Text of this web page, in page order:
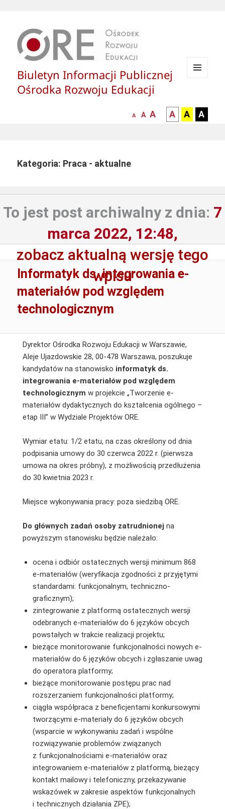
Biuletyn Informacji Publicznej
Ośrodka Rozwoju Edukacji
mniejsza
A
normalna
A
większa-
czcionka
A
kontrast
czarny
A
kontrast
czarny
A
żółty
A
Kategoria: Praca - aktualne
To jest post archiwalny z dnia: 7
marca 2022, 12:48,
zobacz aktualną wersję tego
wpisu
Informatyk ds. integrowania e-
materiałów pod względem
technologicznym
Dyrektor Ośrodka Rozwoju Edukacji w Warszawie,
Aleje Ujazdowskie 28, 00-478 Warszawa, poszukuje
kandydatów na stanowisko informatyk ds.
integrowania e-materiałów pod względem
technologicznym w projekcie „Tworzenie e-
materiałów dydaktycznych do kształcenia ogólnego –
etap III” w Wydziale Projektów ORE.
Wymiar etatu: 1/2 etatu, na czas określony od dnia
podpisania umowy do 30 czerwca 2022 r. (pierwsza
umowa na okres próbny), z możliwością przedłużenia
do 30 kwietnia 2023 r.
Miejsce wykonywania pracy: poza siedzibą ORE.
Do głównych zadań osoby zatrudnionej na
powyższym stanowisku będzie należało:
ocena i odbiór ostatecznych wersji minimum 868
e-materiałów (weryfikacja zgodności z przyjętymi
standardami: funkcjonalnym, techniczno-
graficznym);
zintegrowanie z platformą ostatecznych wersji
odebranych e-materiałów do 6 języków obcych
powstałych w trakcie realizacji projektu;
bieżące monitorowanie funkcjonalności nowych e-
materiałów do 6 języków obcych i zgłaszanie uwag
do operatora platformy;
bieżące monitorowanie postępu prac nad
rozszerzaniem funkcjonalności platformy;
ciągła współpraca z beneficjentami konkursowymi
tworzącymi e-materiały do 6 języków obcych
(wsparcie w wykonywaniu zadań i wspólne
rozwiązywanie problemów związanych
z funkcjonalnościami e-materiałów oraz
integrowaniem e-materiałów z platformą, bieżący
kontakt mailowy i telefoniczny, przekazywanie
wskazówek w zakresie aspektów funkcjonalnych
i technicznych działania ZPE);